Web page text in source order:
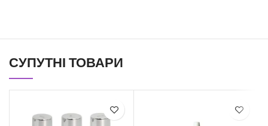
СУПУТНІ ТОВАРИ